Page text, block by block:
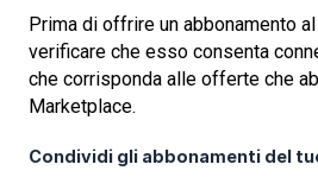
Prima di offrire un abbonamento
verificare che esso consenta
che corrisponda alle offerte che
Marketplace.
Condividi gli abbonamenti del